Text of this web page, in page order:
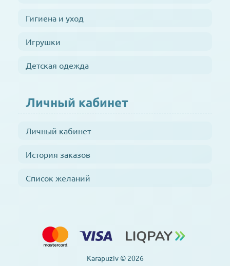
Гигиена и уход
Игрушки
Детская одежда
Личный кабинет
Личный кабинет
История заказов
Список желаний
Karapuziv © 2026